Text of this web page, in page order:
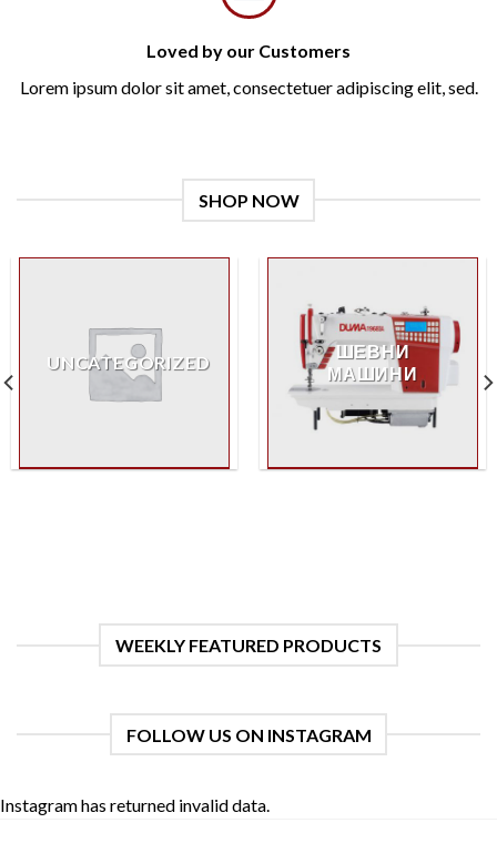
Loved by our Customers
Lorem ipsum dolor sit amet, consectetuer adipiscing elit, sed.
SHOP NOW
UNCATEGORIZED
ШЕВНИ
МАШИНИ
WEEKLY FEATURED PRODUCTS
FOLLOW US ON INSTAGRAM
Instagram has returned invalid data.